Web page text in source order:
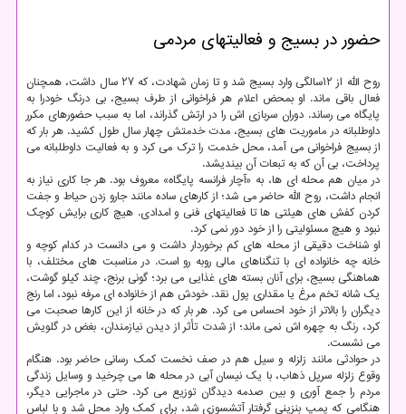
حضور در بسیج و فعالیتهای مردمی
روح الله از ۱۲سالگی وارد بسیج شد و تا زمان شهادت، که ۲۷ سال داشت، همچنان
فعال باقی ماند. او بمحض اعلام هر فراخوانی از طرف بسیج، بی درنگ خودرا به
پایگاه می رساند. دوران سربازی اش را در ارتش گذراند، اما به سبب حضورهای مکرر
داوطلبانه در ماموریت های بسیج، مدت خدمتش چهار سال طول کشید. هر بار که
از بسیج فراخوانی می آمد، محل خدمت را ترک می کرد و به فعالیت داوطلبانه می
پرداخت، بی آن که به تبعات آن بیندیشد.
در میان هم محله ای ها، به «آچار فرانسه پایگاه» معروف بود. هر جا کاری نیاز به
انجام داشت، روح الله حاضر می شد؛ از کارهای ساده مانند جارو زدن حیاط و جفت
کردن کفش های هیئتی ها تا فعالیتهای فنی و امدادی. هیچ کاری برایش کوچک
نبود و هیچ مسئولیتی را از خود دور نمی کرد.
او شناخت دقیقی از محله های کم برخوردار داشت و می دانست در کدام کوچه و
خانه چه خانواده ای با تنگناهای مالی روبه رو است. در مناسبت های مختلف، با
هماهنگی بسیج، برای آنان بسته های غذایی می برد؛ گونی برنج، چند کیلو گوشت،
یک شانه تخم مرغ یا مقداری پول نقد. خودش هم از خانواده ای مرفه نبود، اما رنج
دیگران را بالاتر از خود احساس می کرد. هر بار که در خانه از این کارها صحبت می
کرد، رنگ به چهره اش نمی ماند؛ از شدت تأثر از دیدن نیازمندان، بغض در گلویش
می نشست.
در حوادثی مانند زلزله و سیل هم در صف نخست کمک رسانی حاضر بود. هنگام
وقوع زلزله سرپل ذهاب، با یک نیسان آبی در محله ها می چرخید و وسایل زندگی
مردم را جمع آوری و بین صدمه دیدگان توزیع می کرد. حتی در ماجرایی دیگر،
هنگامی که پمپ بنزینی گرفتار آتشسوزی شد، برای کمک وارد محل شد و با لباس